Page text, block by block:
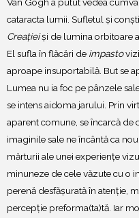
cataracta lumii. Sufletul și
Creațieiși de lumina orbitoare
El sufla în flăcări de impasto
aproape insuportabilă. But se
Lumea nu ia foc pe pânzele
se intens aidoma jarului. Prin
aparent comune, se încarcă de
imaginile sale ne încântă ca
mărturii ale unei experiențe
minuneze de cele văzute cu o
perenă desfășurată în atenție,
percepție preforma(ta)tă. Iar